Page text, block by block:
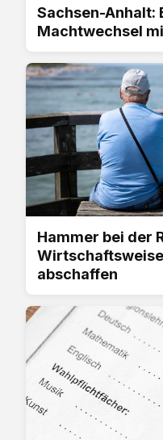
Sachsen-Anhalt:
Machtwechsel
Hammer bei der
abschaffen